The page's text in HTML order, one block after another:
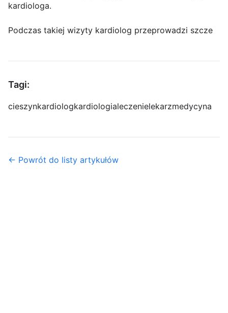
kardiologa.
Podczas takiej wizyty kardiolog przeprowadzi szcze
Tagi:
cieszynkardiologkardiologialeczenielekarzmedycyna
← Powrót do listy artykułów